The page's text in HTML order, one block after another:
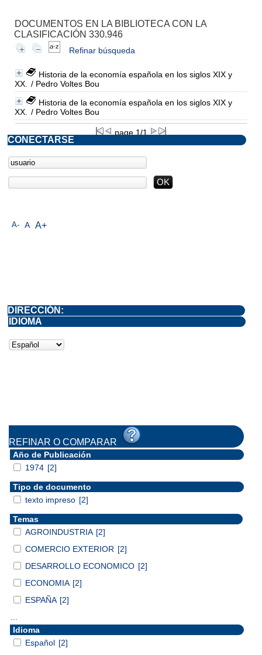
DOCUMENTOS EN LA BIBLIOTECA CON LA
CLASIFICACIÓN 330.946
Refinar búsqueda
Historia de la economía española en los siglos XIX y
XX.
/ Pedro Voltes Bou
Historia de la economía española en los siglos XIX y
XX.
/ Pedro Voltes Bou
page 1/1
A- A A+
CONECTARSE
DIRECCIÓN:
IDIOMA
REFINAR O COMPARAR
Año de Publicación
1974 [2]
Tipo de documento
texto impreso [2]
Temas
AGROINDUSTRIA [2]
COMERCIO EXTERIOR [2]
DESARROLLO ECONOMICO [2]
ECONOMIA [2]
ESPAÑA [2]
Idioma
Español [2]